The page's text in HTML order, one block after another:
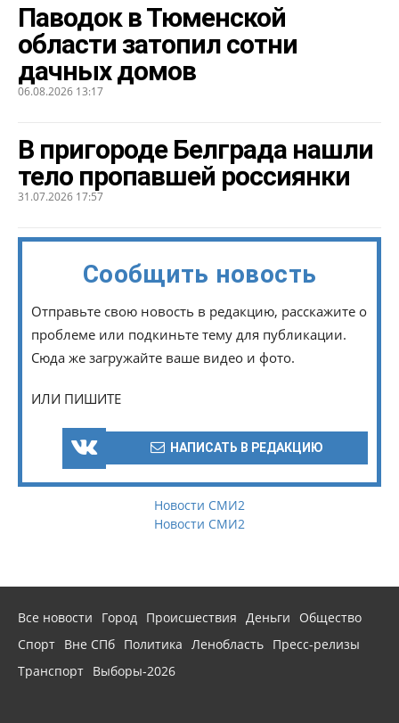
Паводок в Тюменской
области затопил сотни
дачных домов
06.08.2026 13:17
В пригороде Белграда нашли
тело пропавшей россиянки
31.07.2026 17:57
Сообщить новость
Отправьте свою новость в редакцию, расскажите о
проблеме или подкиньте тему для публикации.
Сюда же загружайте ваше видео и фото.
ИЛИ ПИШИТЕ
НАПИСАТЬ В РЕДАКЦИЮ
Новости СМИ2
Новости СМИ2
Все новости Город Происшествия Деньги
Общество
Спорт Вне СПб Политика Ленобласть Пресс-релизы
Транспорт Выборы-2026